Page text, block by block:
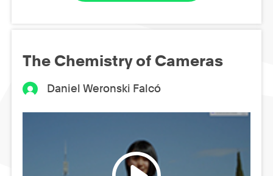
The Chemistry of Cameras
Daniel Weronski Falcó